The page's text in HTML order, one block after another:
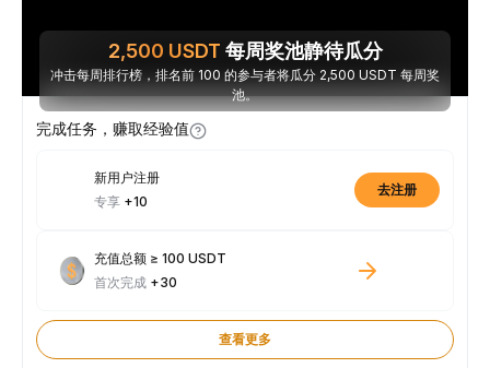
2,500 USDT 每周奖池静待瓜分
冲击每周排行榜，排名前 100 的参与者将瓜分 2,500 USDT 每周奖
池。
完成任务，赚取经验值
新用户注册
专享 +10
去注册
充值总额 ≥ 100 USDT
首次完成 +30
查看更多